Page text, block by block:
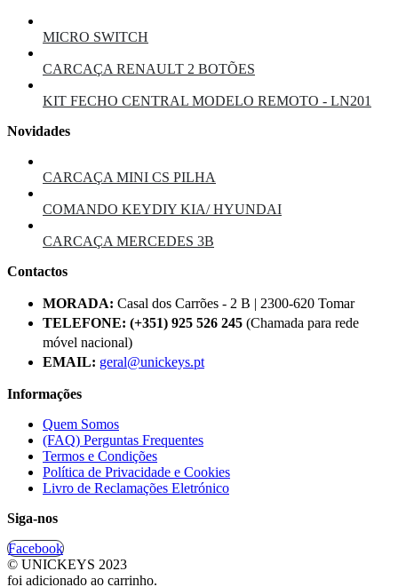
MICRO SWITCH
CARCAÇA RENAULT 2 BOTÕES
KIT FECHO CENTRAL MODELO REMOTO - LN201
Novidades
CARCAÇA MINI CS PILHA
COMANDO KEYDIY KIA/ HYUNDAI
CARCAÇA MERCEDES 3B
Contactos
MORADA: Casal dos Carrões - 2 B | 2300-620 Tomar
TELEFONE: (+351) 925 526 245 (Chamada para rede
móvel nacional)
EMAIL: geral@unickeys.pt
Informações
Quem Somos
(FAQ) Perguntas Frequentes
Termos e Condições
Política de Privacidade e Cookies
Livro de Reclamações Eletrónico
Siga-nos
Facebook
© UNICKEYS 2023
foi adicionado ao carrinho.